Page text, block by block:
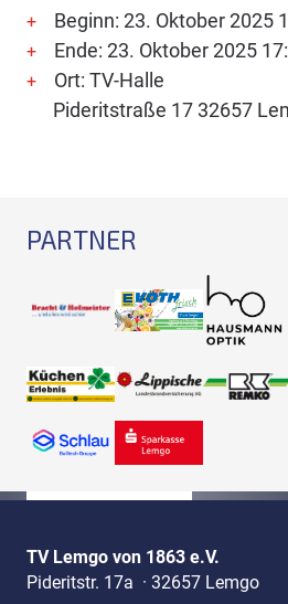
Beginn: 23. Oktober 2025
Ende: 23. Oktober 2025
Ort: TV-Halle
Pideritstraße 17 32657
PARTNER
TV Lemgo von 1863 e.V.
Pideritstr. 17a · 32657 Lemgo